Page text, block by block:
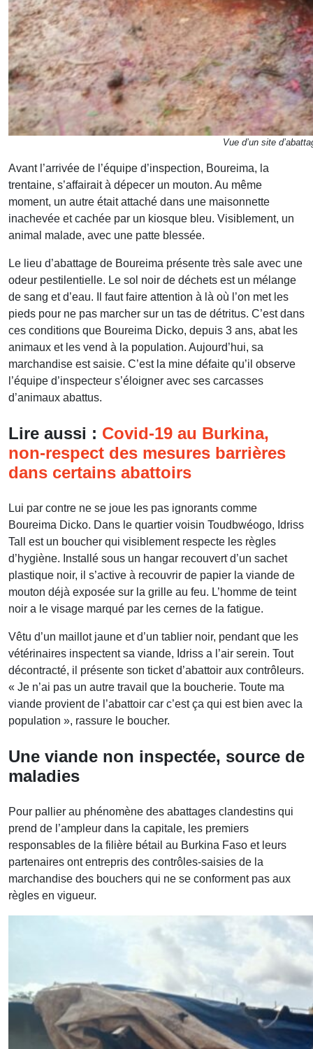
Vue d’un site
Avant l’arrivée de l’équipe d’inspection, Boureima, la
trentaine, s’affairait à dépecer un mouton. Au même
moment, un autre était attaché dans une maisonnette
inachevée et cachée par un kiosque bleu. Visiblement, un
animal malade, avec une patte blessée.
Le lieu d’abattage de Boureima présente très sale avec une
odeur pestilentielle. Le sol noir de déchets est un mélange
de sang et d’eau. Il faut faire attention à là où l’on met les
pieds pour ne pas marcher sur un tas de détritus. C’est dans
ces conditions que Boureima Dicko, depuis 3 ans, abat les
animaux et les vend à la population. Aujourd’hui, sa
marchandise est saisie. C’est la mine défaite qu’il observe
l’équipe d’inspecteur s’éloigner avec ses carcasses
d’animaux abattus.
Lire aussi : Covid-19 au Burkina,
non-respect des mesures barrières
dans certains abattoirs
Lui par contre ne se joue les pas ignorants comme
Boureima Dicko. Dans le quartier voisin Toudbwéogo, Idriss
Tall est un boucher qui visiblement respecte les règles
d’hygiène. Installé sous un hangar recouvert d’un sachet
plastique noir, il s’active à recouvrir de papier la viande de
mouton déjà exposée sur la grille au feu. L’homme de teint
noir a le visage marqué par les cernes de la fatigue.
Vêtu d’un maillot jaune et d’un tablier noir, pendant que les
vétérinaires inspectent sa viande, Idriss a l’air serein. Tout
décontracté, il présente son ticket d’abattoir aux contrôleurs.
« Je n’ai pas un autre travail que la boucherie. Toute ma
viande provient de l’abattoir car c’est ça qui est bien avec la
population », rassure le boucher.
Une viande non inspectée, source de
maladies
Pour pallier au phénomène des abattages clandestins qui
prend de l’ampleur dans la capitale, les premiers
responsables de la filière bétail au Burkina Faso et leurs
partenaires ont entrepris des contrôles-saisies de la
marchandise des bouchers qui ne se conforment pas aux
règles en vigueur.